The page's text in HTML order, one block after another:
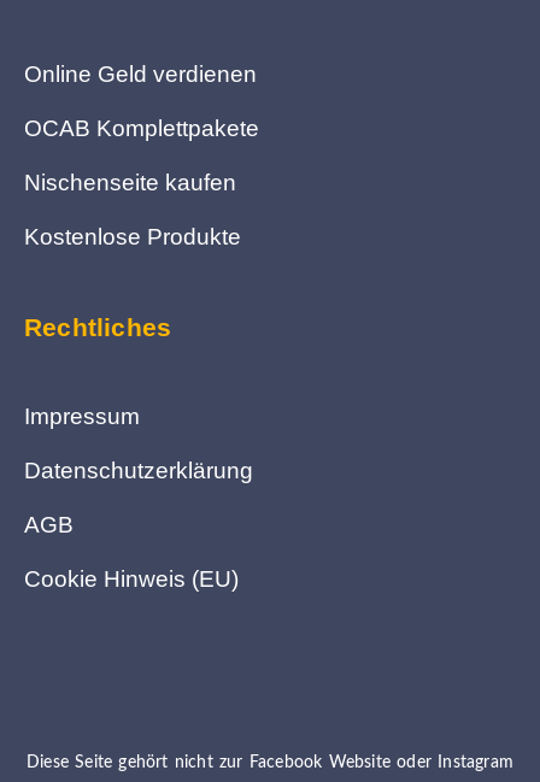
Online Geld verdienen
OCAB Komplettpakete
Nischenseite kaufen
Kostenlose Produkte
Rechtliches
Impressum
Datenschutzerklärung
AGB
Cookie Hinweis (EU)
Diese Seite gehört nicht zur Facebook Website oder Instagram